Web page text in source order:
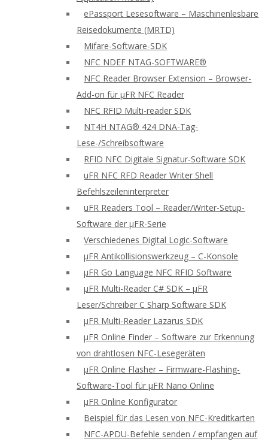
ePassport Lesesoftware – Maschinenlesbare
Reisedokumente (MRTD)
Mifare-Software-SDK
NFC NDEF NTAG-SOFTWARE®
NFC Reader Browser Extension – Browser-
Add-on für μFR NFC Reader
NFC RFID Multi-reader SDK
NT4H NTAG® 424 DNA-Tag-
Lese-/Schreibsoftware
RFID NFC Digitale Signatur-Software SDK
uFR NFC RFD Reader Writer Shell
Befehlszeileninterpreter
uFR Readers Tool – Reader/Writer-Setup-
Software der μFR-Serie
Verschiedenes Digital Logic-Software
μFR Antikollisionswerkzeug – C-Konsole
μFR Go Language NFC RFID Software
μFR Multi-Reader C# SDK – μFR
Leser/Schreiber C Sharp Software SDK
μFR Multi-Reader Lazarus SDK
μFR Online Finder – Software zur Erkennung
von drahtlosen NFC-Lesegeräten
μFR Online Flasher – Firmware-Flashing-
Software-Tool für μFR Nano Online
μFR Online Konfigurator
Beispiel für das Lesen von NFC-Kreditkarten
NFC-APDU-Befehle senden / empfangen auf